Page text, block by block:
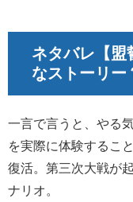
ネタバレ【盟
なストーリー
一言で言うと、やる
を実際に体験するこ
復活。第三次大戦が
ナリオ。